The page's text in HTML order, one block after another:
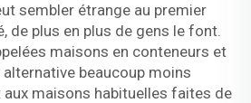
sembler étrange au premier
de plus en plus de gens le font.
maisons en conteneurs et
beaucoup moins
maisons habituelles faites de